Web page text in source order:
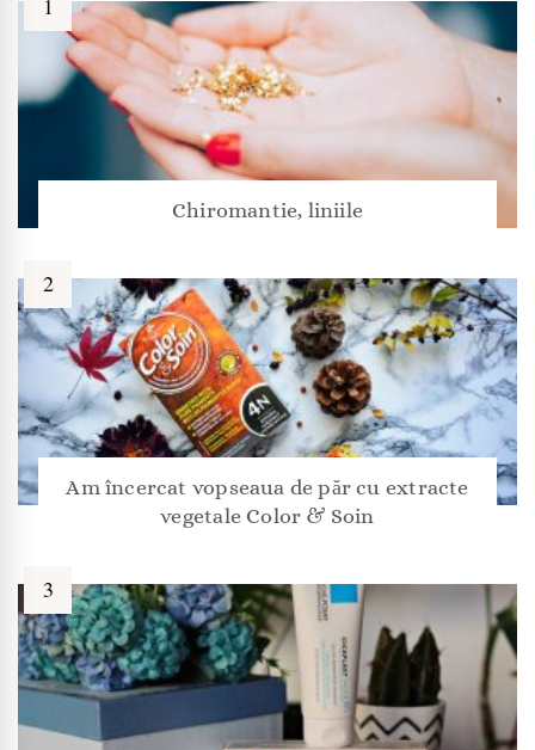
Chiromantie, liniile
Am încercat vopseaua de păr cu extracte
vegetale Color & Soin